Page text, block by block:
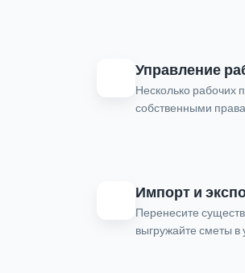
Управление
Несколько рабочих
собственными
Импорт и
Перенесите
выгружайте сметы